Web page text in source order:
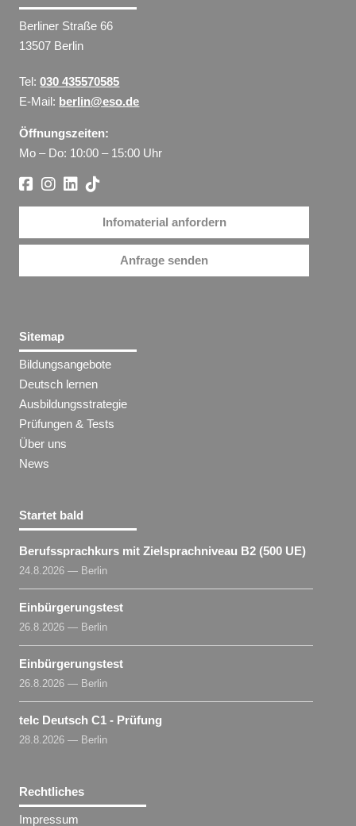
Berliner Straße 66
13507 Berlin
Tel:030 435570585
E-Mail: berlin@eso.de
Öffnungszeiten:
Mo – Do: 10:00 – 15:00 Uhr
Infomaterial anfordern
Anfrage senden
Sitemap
Bildungsangebote
Deutsch lernen
Ausbildungsstrategie
Prüfungen & Tests
Über uns
News
Startet bald
Berufssprachkurs mit Zielsprachniveau B2 (500 UE)
24.8.2026 — Berlin
Einbürgerungstest
26.8.2026 — Berlin
Einbürgerungstest
26.8.2026 — Berlin
telc Deutsch C1 - Prüfung
28.8.2026 — Berlin
Rechtliches
Impressum